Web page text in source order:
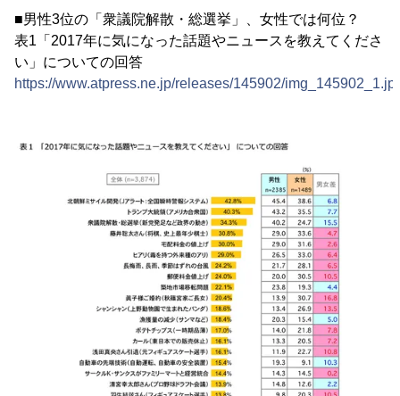
■男性3位の「衆議院解散・総選挙」、女性では何位？
表1「2017年に気になった話題やニュースを教えてくださ
い」についての回答
https://www.atpress.ne.jp/releases/145902/